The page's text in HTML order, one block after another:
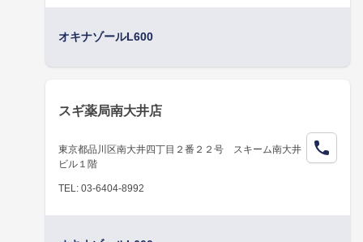
オキナゾールL600
スギ薬局南大井店
東京都品川区南大井四丁目２番２２号 スキーム南大井
ビル１階
TEL: 03-6404-8992